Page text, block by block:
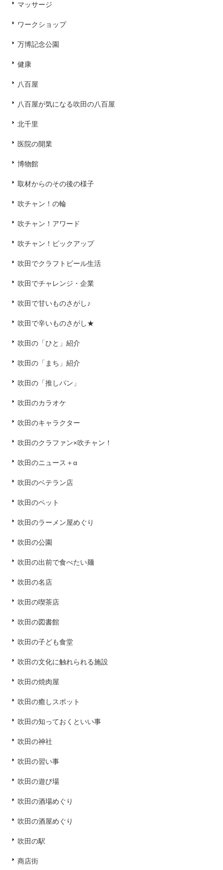
マッサージ
ワークショップ
万博記念公園
健康
八百屋
八百屋が気になる吹田の八百屋
北千里
医院の開業
博物館
取材からのその後の様子
吹チャン！の輪
吹チャン！アワード
吹チャン！ピックアップ
吹田でクラフトビール生活
吹田でチャレンジ・企業
吹田で甘いものさがし♪
吹田で辛いものさがし★
吹田の「ひと」紹介
吹田の「まち」紹介
吹田の「推しパン」
吹田のカラオケ
吹田のキャラクター
吹田のクラファン×吹チャン！
吹田のニュース＋α
吹田のベテラン店
吹田のペット
吹田のラーメン屋めぐり
吹田の公園
吹田の出前で食べたい麺
吹田の名店
吹田の喫茶店
吹田の図書館
吹田の子ども食堂
吹田の文化に触れられる施設
吹田の焼肉屋
吹田の癒しスポット
吹田の知っておくといい事
吹田の神社
吹田の習い事
吹田の遊び場
吹田の酒場めぐり
吹田の酒屋めぐり
吹田の駅
商店街